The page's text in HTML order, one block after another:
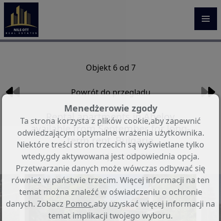
Objekt 6 od 7
Powrót do przegladu
Rental apartments in Aheloy
available from September for long-
term rent, Bulgaria
numeru objektu: M-01N
Menedżerowie zgody
Ta strona korzysta z plików cookie,aby zapewnić
odwiedzającym optymalne wrażenia użytkownika.
Niektóre treści stron trzecich są wyświetlane tylko
wtedy,gdy aktywowana jest odpowiednia opcja.
Przetwarzanie danych może wówczas odbywać się
również w państwie trzecim. Więcej informacji na ten
temat można znaleźć w oświadczeniu o ochronie
danych. Zobacz Pomoc,aby uzyskać więcej informacji na
temat implikacji twojego wyboru.